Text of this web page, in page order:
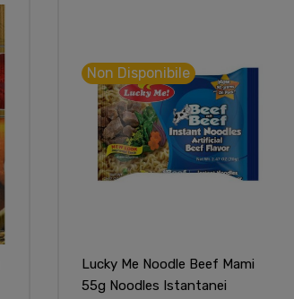
Lucky Me Noodle Beef Mami
55g Noodles Istantanei
Non Disponibile